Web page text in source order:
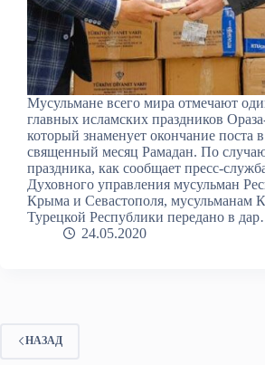
Мусульмане всего мира отмечают
главных исламских праздников
который знаменует окончание поста в
священный месяц Рамадан. По
праздника, как сообщает пресс-
Духовного управления мусульман
Крыма и Севастополя, мусульманам
Турецкой Республики передано в
24.05.2020
НАЗАД